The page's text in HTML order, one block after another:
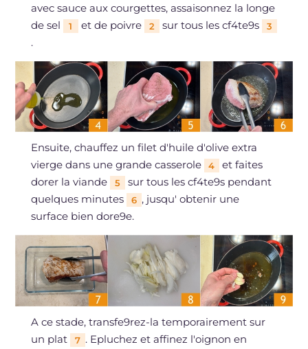
avec sauce aux courgettes, assaisonnez la longe
de sel
1 et de poivre 2 sur tous les cf4te9s 3
.
Ensuite, chauffez un filet d'huile d'olive extra
vierge dans une grande casserole
4
et faites
dorer la viande
5
sur tous les cf4te9s pendant
quelques minutes
6 , jusqu' obtenir une
surface bien dore9e.
A ce stade, transfe9rez-la temporairement sur
un plat
7 . Epluchez et affinez l'oignon en